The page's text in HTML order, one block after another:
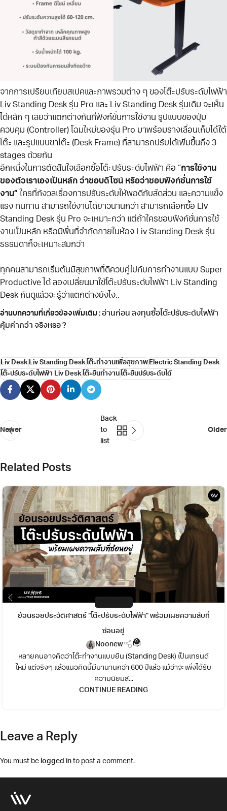
จากการเปรียบเทียบสเปคและภาพรวมต่าง ๆ ของโต๊ะปรับระดับไฟฟ้า
Liv Standing Desk รุ่น Pro และ Liv Standing Desk รุ่นเดิม จะเห็น
ได้หลัก ๆ เลยว่าแตกต่างกันที่ฟังก์ชั่นการใช้งาน รูปแบบของปุ่ม
ควบคุม (Controller) โฉมใหม่ของรุ่น Pro มาพร้อมรางเลื่อนเก็บได้ใต้
โต๊ะ และรูปแบบขาโต๊ะ (Desk Frame) ที่สามารถปรับได้เพิ่มขึ้นถึง 3
stages ด้วยกัน
อีกหนึ่งในการตัดสินใจเลือกซื้อโต๊ะปรับระดับไฟฟ้า คือ “การใช้งาน
ของตัวเราเองเป็นหลัก ว่าชอบดีไซน์ หรือว่าชอบฟังก์ชั่นการใช้
งาน” ใครที่กังวลเรื่องการปรับระดับให้พอดีกับสัดส่วน และความแข็ง
แรง ทนทาน สามารถใช้งานได้ยาวนานกว่า สามารถเลือกซื้อ Liv
Standing Desk รุ่น Pro จะเหมาะกว่า แต่ถ้าใครชอบฟังก์ชั่นการใช้
งานเป็นหลัก หรือมีพื้นที่จำกัดภายในห้อง Liv Standing Desk รุ่น
ธรรมดาก็จะเหมาะสมกว่า
ทุกคนสามารถเริ่มต้นมีสุขภาพที่ดีควบคู่ไปกับการทำงานแบบ Super
Productive ได้ ลองเปลี่ยนมาใช้โต๊ะปรับระดับไฟฟ้า Liv Standing
Desk กันดูแล้วจะรู้ว่าแตกต่างยังไง..
อ่านบทความที่เกี่ยวข้องเพิ่มเติม : อ่านก่อน ลงทุนซื้อโต๊ะปรับระดับไฟฟ้า
คุ้มค่ากว่า จริงหรอ ?
Liv DeskLiv Standing Deskโต๊ะทำงานเพื่อสุขภาพElectric Standing Desk
โต๊ะปรับระดับไฟฟ้า Liv Deskโต๊ะยืนทำงาน โต๊ะยืนปรับระดับได้
Newer
Back
to
list
Older
Related Posts
HIGHLIGHT
ย้อนรอยประวัติศาสตร์ “โต๊ะปรับระดับไฟฟ้า” พร้อมเผยความลับที่
ซ่อนอยู่
Noonew
0
หลายคนอาจคิดว่าโต๊ะทำงานแบบยืน (Standing Desk) เป็นเทรนด์
ใหม่ แต่จริงๆ แล้วแนวคิดนี้มีมานานกว่า 600 ปีแล้ว แม้ว่าจะเพิ่งได้รับ
ความนิยมส...
CONTINUE READING
Leave a Reply
You must be logged in to post a comment.